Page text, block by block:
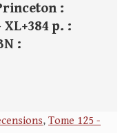
:
p. :
:
, Tome 125 -